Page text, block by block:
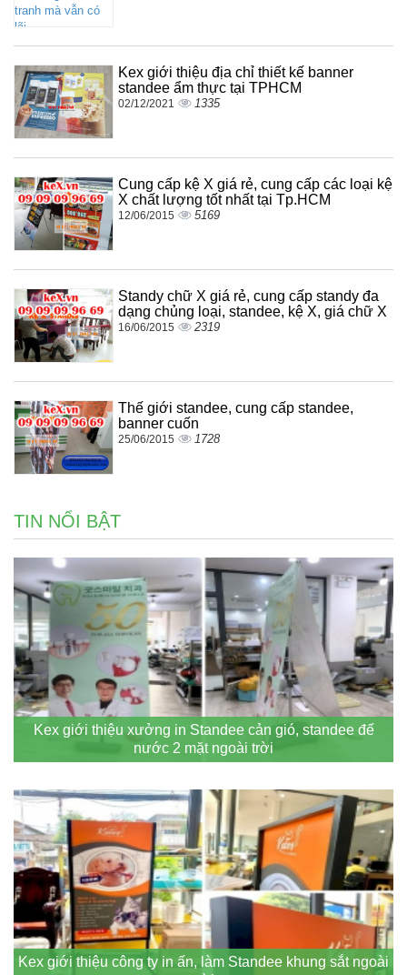
Kex giới thiệu địa chỉ thiết kế banner
standee ẩm thực tại TPHCM
02/12/2021 1335
Cung cấp kệ X giá rẻ, cung cấp các loại kệ
X chất lượng tốt nhất tại Tp.HCM
12/06/2015 5169
Standy chữ X giá rẻ, cung cấp standy đa
dạng chủng loại, standee, kệ X, giá chữ X
16/06/2015 2319
Thế giới standee, cung cấp standee,
banner cuốn
25/06/2015 1728
TIN NỔI BẬT
Kex giới thiệu xưởng in Standee cản gió, standee đế
nước 2 mặt ngoài trời
Kex giới thiệu công ty in ấn, làm Standee khung sắt ngoài